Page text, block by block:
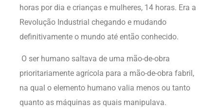
horas por dia e crianças e mulheres, 14 horas. Era a
Revolução Industrial chegando e mudando
definitivamente o mundo até então conhecido.
O ser humano saltava de uma mão-de-obra
prioritariamente agrícola para a mão-de-obra fabril,
na qual o elemento humano valia menos ou tanto
quanto as máquinas as quais manipulava.